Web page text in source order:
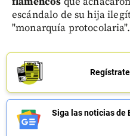
escándalo de su hija
"monarquía protocolaria".
Siga las noticias de